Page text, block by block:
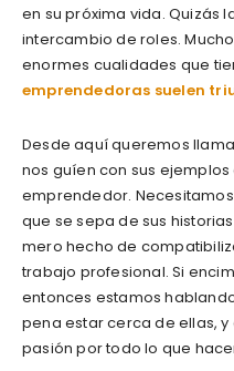
en su próxima vida. Quizás
intercambio de roles.
enormes cualidades que
emprendedoras suelen
Desde aquí queremos
nos guíen con sus
emprendedor.
que se sepa de sus
mero hecho de
trabajo profesional. Si
entonces estamos
pena estar cerca de ellas,
pasión por todo lo que